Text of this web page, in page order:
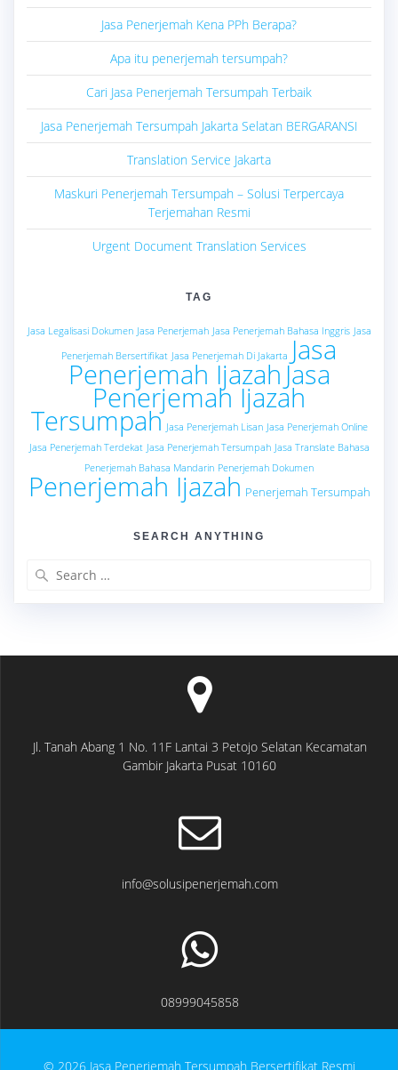
Jasa Penerjemah Kena PPh Berapa?
Apa itu penerjemah tersumpah?
Cari Jasa Penerjemah Tersumpah Terbaik
Jasa Penerjemah Tersumpah Jakarta Selatan BERGARANSI
Translation Service Jakarta
Maskuri Penerjemah Tersumpah – Solusi Terpercaya
Terjemahan Resmi
Urgent Document Translation Services
TAG
Jasa Legalisasi Dokumen Jasa Penerjemah Jasa Penerjemah Bahasa Inggris Jasa
Penerjemah Bersertifikat Jasa Penerjemah Di Jakarta Jasa
Penerjemah Ijazah Jasa
Penerjemah Ijazah
Tersumpah Jasa Penerjemah Lisan Jasa Penerjemah Online
Jasa Penerjemah Terdekat Jasa Penerjemah Tersumpah Jasa Translate Bahasa
Penerjemah Bahasa Mandarin Penerjemah Dokumen
Penerjemah Ijazah Penerjemah Tersumpah
SEARCH ANYTHING
Jl. Tanah Abang 1 No. 11F Lantai 3 Petojo Selatan Kecamatan
Gambir Jakarta Pusat 10160
info@solusipenerjemah.com
08999045858
© 2026 Jasa Penerjemah Tersumpah Bersertifikat Resmi